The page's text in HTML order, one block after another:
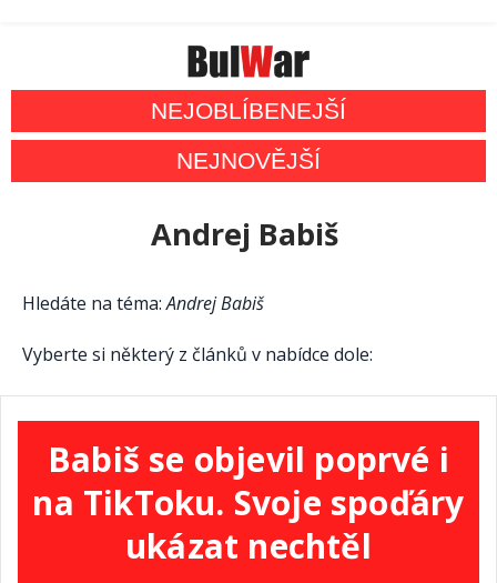
NEJOBLÍBENEJŠÍ
NEJNOVĚJŠÍ
Andrej Babiš
Hledáte na téma:Andrej Babiš
Vyberte si některý z článků v nabídce dole:
Babiš se objevil poprvé i
na TikToku. Svoje spoďáry
ukázat nechtěl